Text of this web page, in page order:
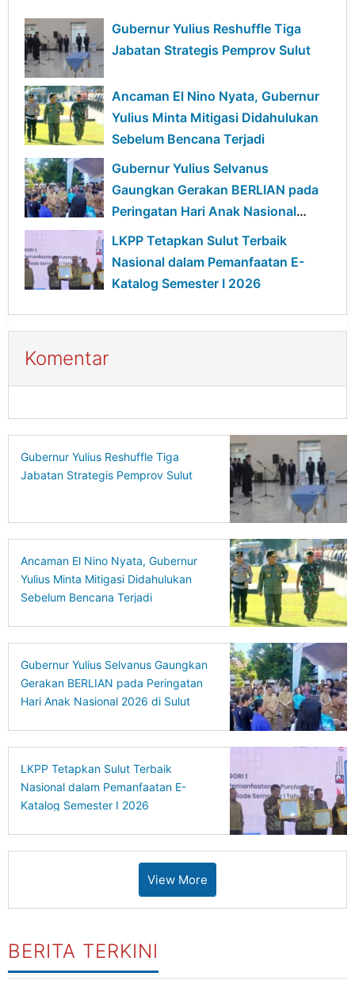
Gubernur Yulius Reshuffle Tiga
Jabatan Strategis Pemprov Sulut
Ancaman El Nino Nyata, Gubernur
Yulius Minta Mitigasi Didahulukan
Sebelum Bencana Terjadi
Gubernur Yulius Selvanus
Gaungkan Gerakan BERLIAN pada
Peringatan Hari Anak Nasional
2026 di Sulut
LKPP Tetapkan Sulut Terbaik
Nasional dalam Pemanfaatan E-
Katalog Semester I 2026
Komentar
Gubernur Yulius Reshuffle Tiga
Jabatan Strategis Pemprov Sulut
Ancaman El Nino Nyata, Gubernur
Yulius Minta Mitigasi Didahulukan
Sebelum Bencana Terjadi
Gubernur Yulius Selvanus Gaungkan
Gerakan BERLIAN pada Peringatan
Hari Anak Nasional 2026 di Sulut
LKPP Tetapkan Sulut Terbaik
Nasional dalam Pemanfaatan E-
Katalog Semester I 2026
View More
BERITA TERKINI